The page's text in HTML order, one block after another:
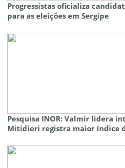
Progressistas oficializa
para as eleições em Sergipe
Pesquisa INOR: Valmir lidera
Mitidieri registra maior índice